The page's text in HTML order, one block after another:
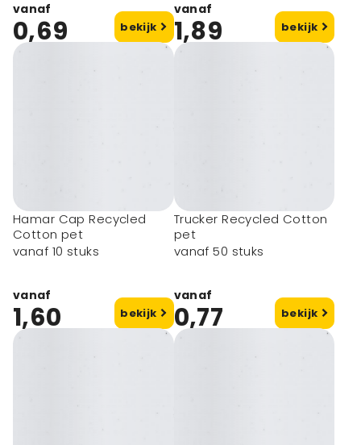
vanaf
0,69 bekijk
vanaf
1,89 bekijk
Hamar Cap Recycled
Cotton pet
vanaf 10 stuks
vanaf
1,60 bekijk
Trucker Recycled Cotton
pet
vanaf 50 stuks
vanaf
0,77 bekijk